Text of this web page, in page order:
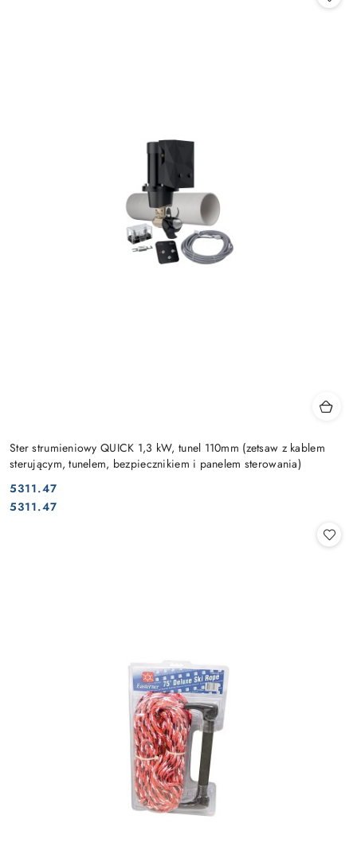
Ster strumieniowy QUICK 1,3 kW, tunel 110mm (zetsaw z kablem
sterującym, tunelem, bezpiecznikiem i panelem sterowania)
Cena:
5311.47
Cena:
5311.47